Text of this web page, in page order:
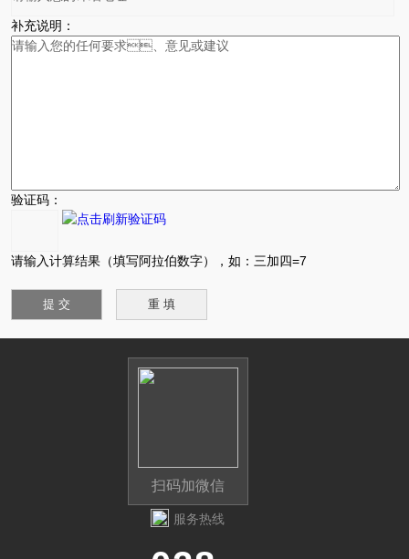
补充说明：
验证码：
请输入计算结果（填写阿拉伯数字），如：三加四=7
扫码加微信
服务热线